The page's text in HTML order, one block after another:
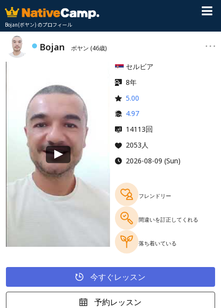
Bojan(ボヤン) のプロフィール
Bojan ボヤン (46歳)
セルビア
8年
5.00
4.97
14113回
2053人
2026-08-09 (Sun)
フレンドリー
間違いを訂正してくれる
落ち着いている
今すぐレッスン
予約レッスン